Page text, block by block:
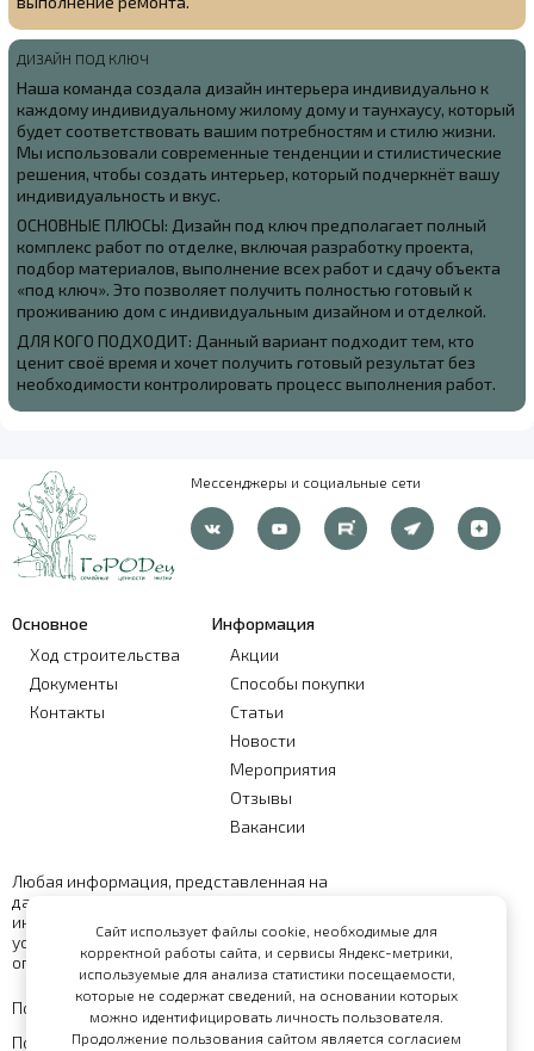
ДИЗАЙН ПОД КЛЮЧ
Наша команда создала дизайн интерьера индивидуально к
каждому индивидуальному жилому дому и таунхаусу, который
будет соответствовать вашим потребностям и стилю жизни.
Мы использовали современные тенденции и стилистические
решения, чтобы создать интерьер, который подчеркнёт вашу
индивидуальность и вкус.
ОСНОВНЫЕ ПЛЮСЫ: Дизайн под ключ предполагает полный
комплекс работ по отделке, включая разработку проекта,
подбор материалов, выполнение всех работ и сдачу объекта
«под ключ». Это позволяет получить полностью готовый к
проживанию дом с индивидуальным дизайном и отделкой.
ДЛЯ КОГО ПОДХОДИТ: Данный вариант подходит тем, кто
ценит своё время и хочет получить готовый результат без
необходимости контролировать процесс выполнения работ.
Мессенджеры и социальные сети
Основное
Ход строительства
Документы
Контакты
Информация
Акции
Способы покупки
Статьи
Новости
Мероприятия
Отзывы
Вакансии
Любая информация, представленная на
данном сайте, носит исключительно
информационный характер и ни при каких
условиях не является публичной офертой,
определяемой положениями статьи 437 ГК РФ
Политика обработки персональных данных
Политика конфиденциальности
Сайт использует файлы cookie, необходимые для
корректной работы сайта, и сервисы Яндекс-метрики,
используемые для анализа статистики посещаемости,
которые не содержат сведений, на основании которых
можно идентифицировать личность пользователя.
Продолжение пользования сайтом является согласием